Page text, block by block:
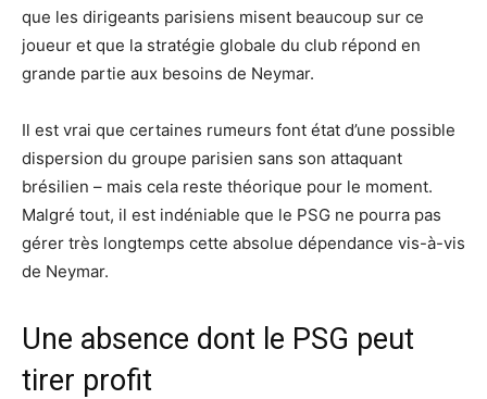
que les dirigeants parisiens misent beaucoup sur ce
joueur et que la stratégie globale du club répond en
grande partie aux besoins de Neymar.
Il est vrai que certaines rumeurs font état d’une possible
dispersion du groupe parisien sans son attaquant
brésilien – mais cela reste théorique pour le moment.
Malgré tout, il est indéniable que le PSG ne pourra pas
gérer très longtemps cette absolue dépendance vis-à-vis
de Neymar.
Une absence dont le PSG peut
tirer profit